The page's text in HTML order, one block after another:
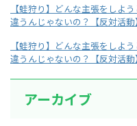
【蛙狩り】どんな主張をしよ
違うんじゃないの？【反対活動
【蛙狩り】どんな主張をしよ
違うんじゃないの？【反対活動
アーカイブ